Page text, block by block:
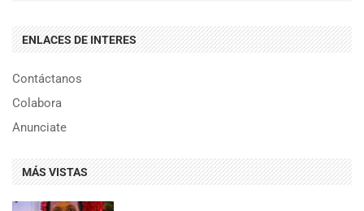
ENLACES DE INTERES
Contáctanos
Colabora
Anunciate
MÁS VISTAS